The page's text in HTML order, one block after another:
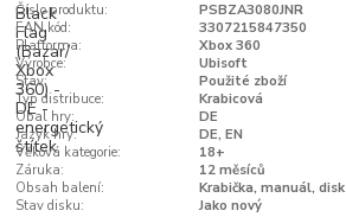
Číslo produktu:
PSBZA3080JNR
EAN kód:
3307215847350
Platforma:
Xbox 360
Výrobce:
Ubisoft
Stav:
Použité zboží
Typ distribuce:
Krabicová
Obal hry:
DE
Jazyk hry:
DE, EN
Věková kategorie:
18+
Záruka:
12 měsíců
Obsah balení:
Krabička, manuál, disk
Stav disku:
Jako nový